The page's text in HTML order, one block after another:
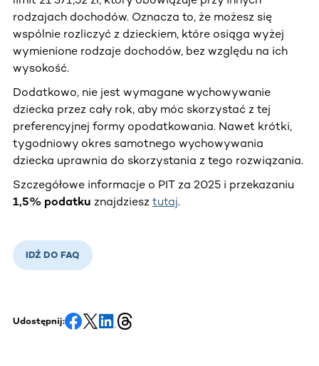
rodzajach dochodów. Oznacza to, że możesz się
wspólnie rozliczyć z dzieckiem, które osiąga wyżej
wymienione rodzaje dochodów, bez względu na ich
wysokość.
Dodatkowo, nie jest wymagane wychowywanie
dziecka przez cały rok, aby móc skorzystać z tej
preferencyjnej formy opodatkowania. Nawet krótki,
tygodniowy okres samotnego wychowywania
dziecka uprawnia do skorzystania z tego rozwiązania.
Szczegółowe informacje o PIT za 2025 i przekazaniu
1,5% podatku znajdziesz tutaj.
IDŹ DO FAQ
Udostępnij: